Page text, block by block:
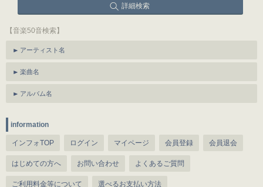
詳細検索
【音楽50音検索】
アーティスト名
楽曲名
アルバム名
information
インフォTOP ログイン マイページ 会員登録 会員退会
はじめての方へ お問い合わせ よくあるご質問
ご利用料金等について 選べるお支払い方法